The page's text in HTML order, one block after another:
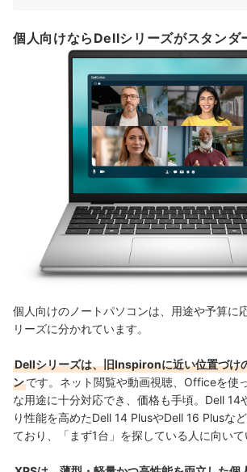
個人向けならDellシリーズがスタンダ
個人向けのノートパソコンは、用途や予算に
リーズに分かれています。
Dellシリーズは、旧Inspironに近い位置づけ
ンです。ネット閲覧や動画視聴、Officeを使
な用途に十分対応でき、価格も手頃。Dell 14
り性能を高めたDell 14 PlusやDell 16 Plusな
ており、「まず1台」を探している人に向いて